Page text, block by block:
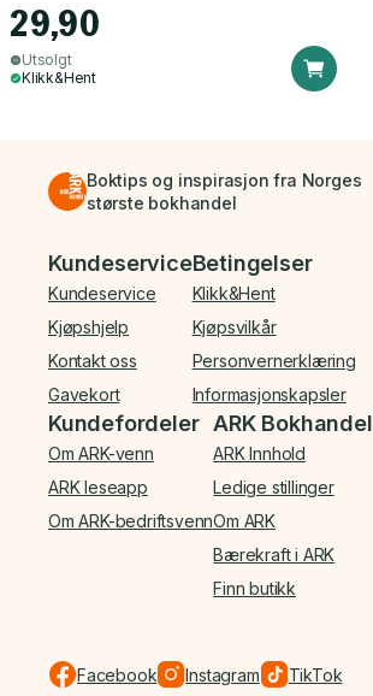
29,90
Utsolgt
Klikk&Hent
Boktips og inspirasjon fra Norges
største bokhandel
Bunnmeny
Kundeservice
Kundeservice
Kjøpshjelp
Kontakt oss
Gavekort
Betingelser
Klikk&Hent
Kjøpsvilkår
Personvernerklæring
Informasjonskapsler
Kundefordeler
Om ARK-venn
ARK leseapp
Om ARK-bedriftsvenn
ARK Bokhandel
ARK Innhold
Ledige stillinger
Om ARK
Bærekraft i ARK
Finn butikk
Facebook Instagram TikTok